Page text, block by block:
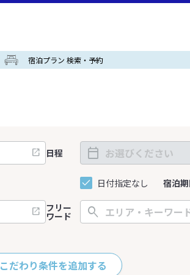
宿泊プラン 検索・予約
日程
日付指定なし 宿泊
フリー
ワード
こだわり条件を追加する